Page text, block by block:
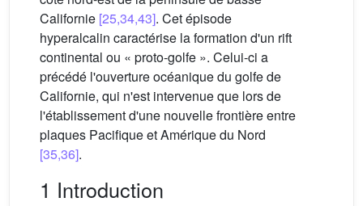
Californie [25,34,43]. Cet épisode
hyperalcalin caractérise la formation d'un rift
continental ou « proto-golfe ». Celui-ci a
précédé l'ouverture océanique du golfe de
Californie, qui n'est intervenue que lors de
l'établissement d'une nouvelle frontière entre
plaques Pacifique et Amérique du Nord
[35,36].
1 Introduction